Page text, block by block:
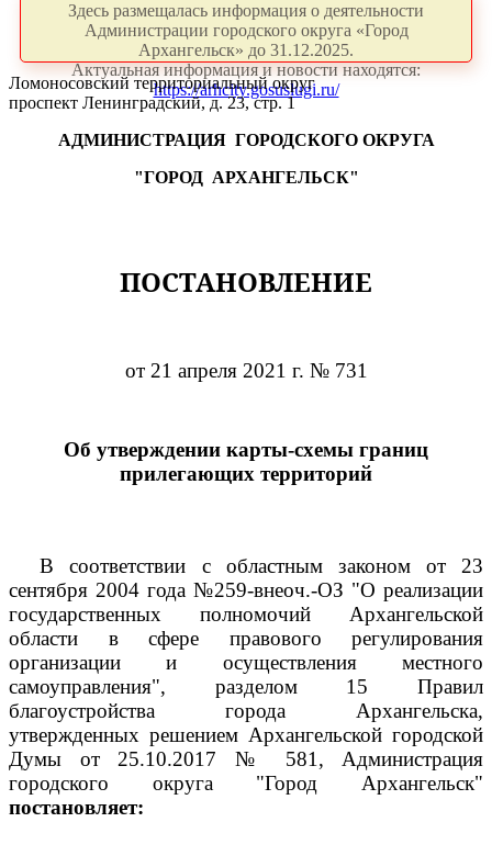
Здесь размещалась информация о деятельности
Администрации городского округа «Город
Архангельск» до 31.12.2025.
Актуальная информация и новости находятся:
https://arhcity.gosuslugi.ru/
Ломоносовский территориальный округ
проспект Ленинградский, д. 23, стр. 1
АДМИНИСТРАЦИЯ ГОРОДСКОГО ОКРУГА
"ГОРОД АРХАНГЕЛЬСК"
ПОСТАНОВЛЕНИЕ
от 21 апреля 2021 г. № 731
Об утверждении карты-схемы границ
прилегающих территорий
В соответствии с областным законом от 23
сентября 2004 года №259-внеоч.-ОЗ "О реализации
государственных полномочий Архангельской
области в сфере правового регулирования
организации и осуществления местного
самоуправления", разделом 15 Правил
благоустройства города Архангельска,
утвержденных решением Архангельской городской
Думы от 25.10.2017 № 581, Администрация
городского округа "Город Архангельск"
постановляет: